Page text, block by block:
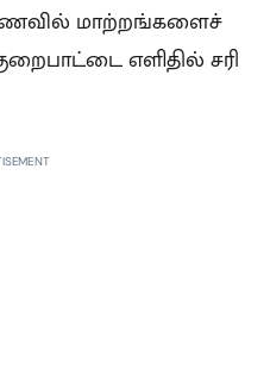
மாற்றங்களைச்
எளிதில் சரி